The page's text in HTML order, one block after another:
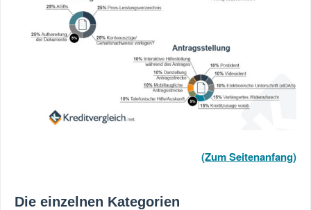
(Zum Seitenanfang)
Die einzelnen Kategorien